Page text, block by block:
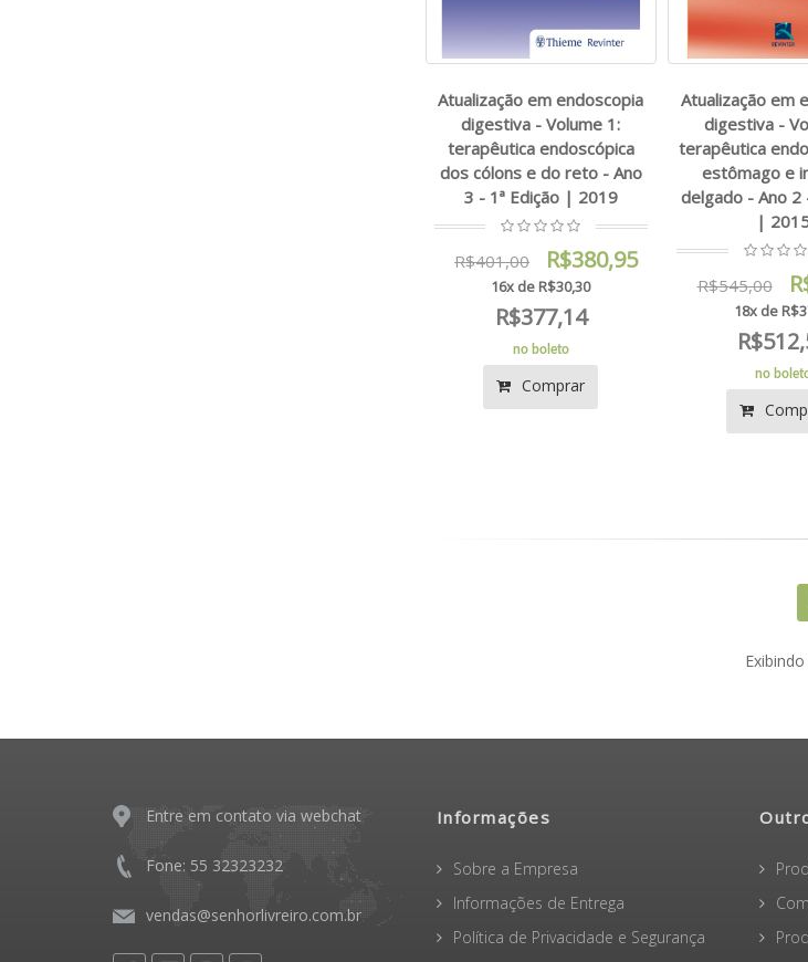
Atualização em endoscopia
digestiva - Volume 1:
terapêutica endoscópica
dos cólons e do reto - Ano
3 - 1ª Edição | 2019
R$401,00 R$380,95
16x de R$30,30
R$377,14
no boleto
Comprar
Atualização em
digestiva -
terapêutica
estômago e
delgado - Ano 2
|
R$545,00
18x de
no
Entre em contato via webchat
Fone: 55 32323232
vendas@senhorlivreiro.com.br
Informações
Sobre a Empresa
Informações de Entrega
Política de Privacidade e Segurança